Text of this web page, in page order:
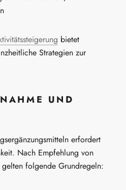
bietet
Strategien zur
UND
erfordert
Nach Empfehlung von
gelten folgende Grundregeln: